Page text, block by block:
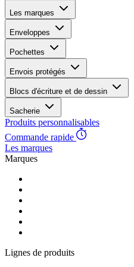
Les marques
Enveloppes
Pochettes
Envois protégés
Blocs d'écriture et de dessin
Sacherie
Produits personnalisables
Commande rapide
Les marques
Marques
Lignes de produits